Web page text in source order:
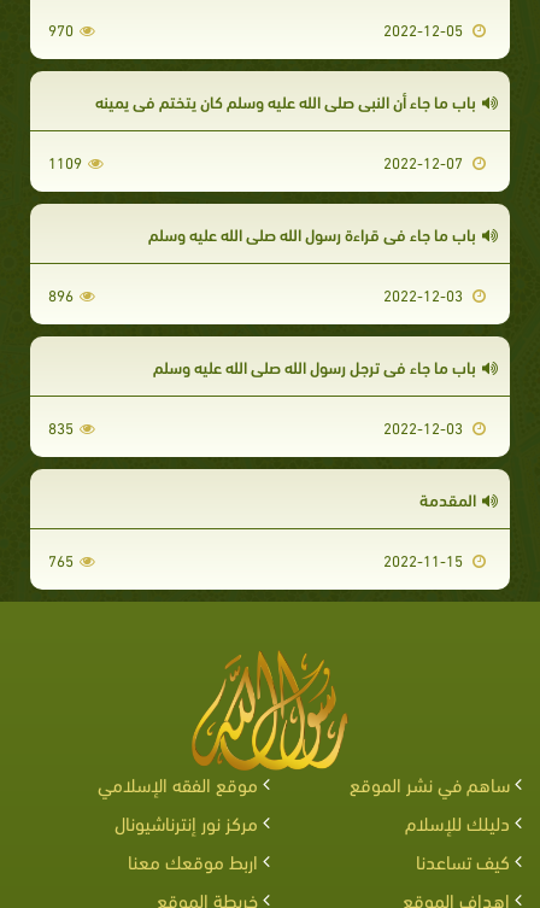
970
باب ما جاء أن النبي صلى الله عليه وسلم كان يتختم في يمينه
1109
باب ما جاء في قراءة رسول الله صلى الله عليه وسلم
896
باب ما جاء في ترجل رسول الله صلى الله عليه وسلم
835
المقدمة
765
ساهم في نشر الموقع
موقع الفقه الإسلامي
دليلك للإسلام
مركز نور إنترناشيونال
كيف تساعدنا
اربط موقعك معنا
اهداف الموقع
خريطة الموقع